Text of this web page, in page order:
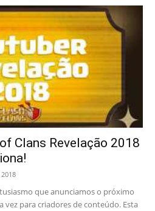
Clans Revelação 2018
que anunciamos o próximo
vez para criadores de conteúdo. Esta